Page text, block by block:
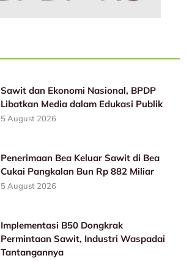
Sawit dan Ekonomi Nasional, BPDP
Libatkan Media dalam Edukasi Publik
5 August 2026
Penerimaan Bea Keluar Sawit di Bea
Cukai Pangkalan Bun Rp 882 Miliar
5 August 2026
Implementasi B50 Dongkrak
Permintaan Sawit, Industri Waspadai
Tantangannya